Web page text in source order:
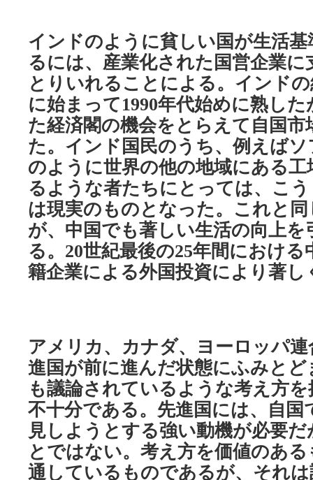
インドのように貧しい国が生活
るには、産業化された国営企業
とりいれることによる。インド
に始まって1990年代始めに熟し
た経済閣の機会をとらえて自国
た。インド国民のうち、例えば
のように世界の他の地域にある
るような者たちにとっては、こ
は現実のものとなった。これと
が、中国でも著しい生活の向上
る。 20世紀最後の25年間における
籍企業による外国投資により著し
アメリカ、カナダ、ヨーロッパ
進国が前に進んだ状態にふみと
も議論されているような考え方
不十分である。先進国には、自
見しようとする強い動機が必要
とではない。考え方を価値のあ
通しているものであるが、それ